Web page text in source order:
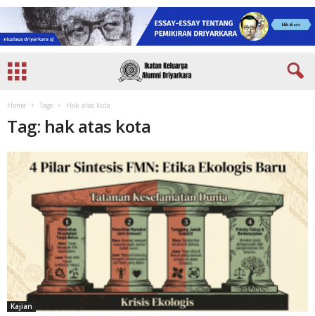
Home Tags Hak atas kota
Tag: hak atas kota
Kajian